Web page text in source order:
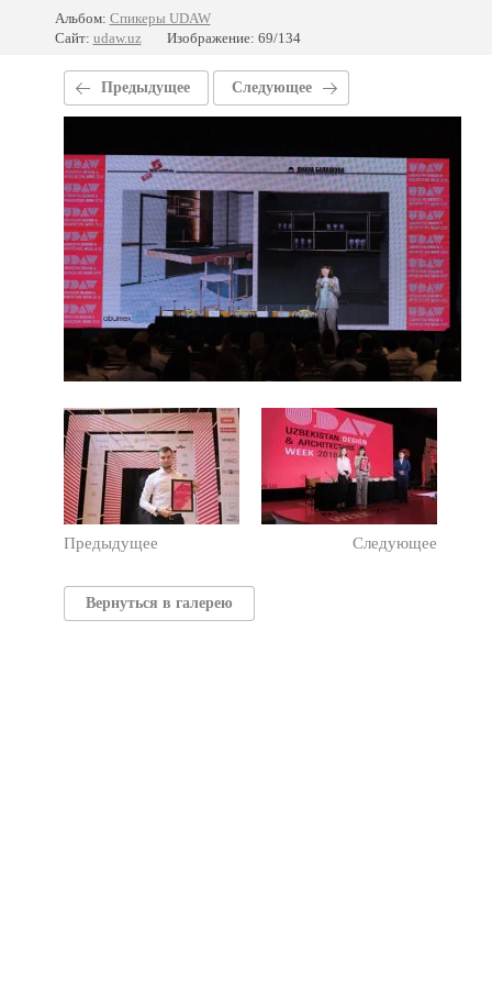
Альбом: Спикеры UDAW
Сайт: udaw.uz Изображение: 69/134
Предыдущее Следующее
Предыдущее Следующее
Вернуться в галерею